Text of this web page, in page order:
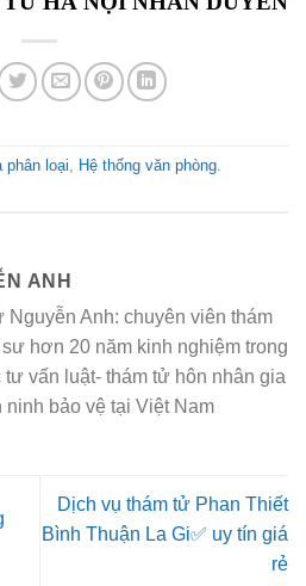
phân loại, Hệ thống văn phòng.
ANH
Nguyễn Anh: chuyên viên thám
hơn 20 năm kinh nghiệm trong
tư vấn luật- thám tử hôn nhân gia
ninh bảo vệ tại Việt Nam
Dịch vụ thám tử Phan Thiết
Bình Thuận La Gi✅ uy tín giá
rẻ